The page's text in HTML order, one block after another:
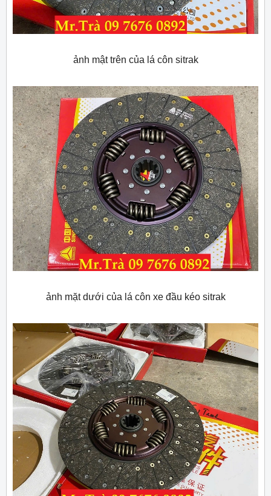
ảnh mật trên của lá côn sitrak
ảnh mặt dưới của lá côn xe đầu kéo sitrak